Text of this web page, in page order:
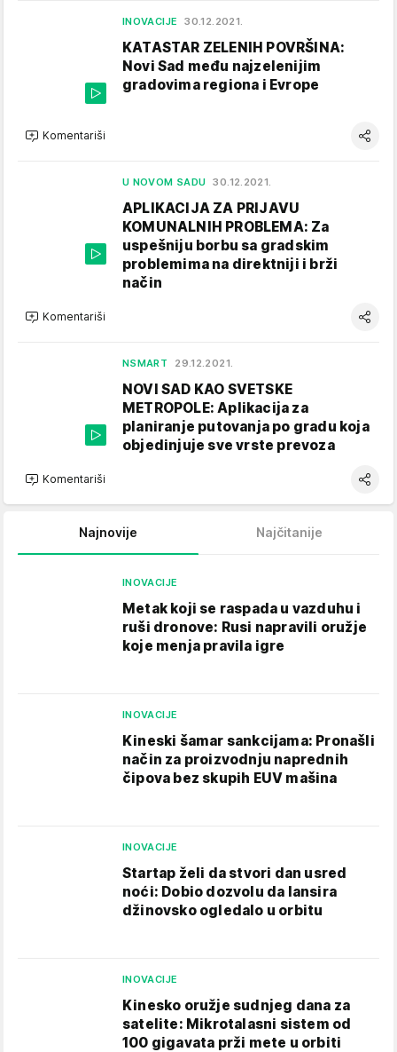
INOVACIJE 30.12.2021.
KATASTAR ZELENIH POVRŠINA:
Novi Sad među najzelenijim
gradovima regiona i Evrope
Komentariši
U NOVOM SADU 30.12.2021.
APLIKACIJA ZA PRIJAVU
KOMUNALNIH PROBLEMA: Za
uspešniju borbu sa gradskim
problemima na direktniji i brži
način
Komentariši
NSMART 29.12.2021.
NOVI SAD KAO SVETSKE
METROPOLE: Aplikacija za
planiranje putovanja po gradu koja
objedinjuje sve vrste prevoza
Komentariši
Najnovije Najčitanije
INOVACIJE
Metak koji se raspada u vazduhu i
ruši dronove: Rusi napravili oružje
koje menja pravila igre
INOVACIJE
Kineski šamar sankcijama: Pronašli
način za proizvodnju naprednih
čipova bez skupih EUV mašina
INOVACIJE
Startap želi da stvori dan usred
noći: Dobio dozvolu da lansira
džinovsko ogledalo u orbitu
INOVACIJE
Kinesko oružje sudnjeg dana za
satelite: Mikrotalasni sistem od
100 gigavata prži mete u orbiti